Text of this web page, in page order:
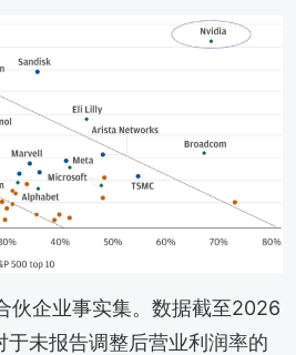
伙企业事实集。数据截至2026
未报告调整后营业利润率的